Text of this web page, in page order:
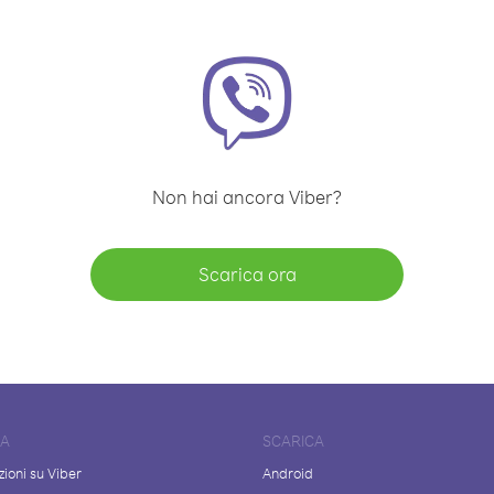
Non hai ancora Viber?
Scarica ora
su Viber
SCARICA
Android